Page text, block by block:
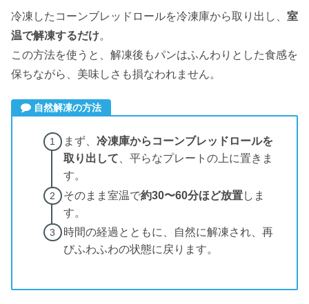
冷凍したコーンブレッドロールを冷凍庫から取り出し、 室
温で解凍するだけ。
この方法を使うと、解凍後もパンはふんわりとした食感を
保ちながら、美味しさも損なわれません。
自然解凍の方法
まず、 冷凍庫からコーンブレッドロールを
取り出して 、平らなプレートの上に置きま
す。
そのまま室温で約30〜60分ほど放置しま
す。
時間の経過とともに、自然に解凍され、再
びふわふわの状態に戻ります。